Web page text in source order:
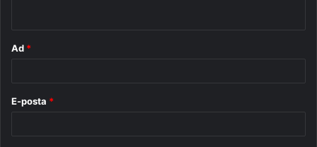
Ad *
E-posta *